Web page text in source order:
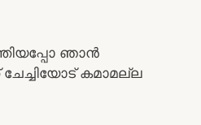
ഞാന്‍
ചേച്ചിയോട് കമാമല്ല